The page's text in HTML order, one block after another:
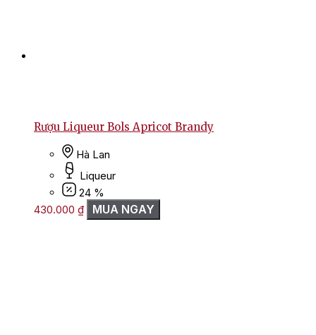
Rượu Liqueur Bols Apricot Brandy
Hà Lan
Liqueur
24 %
430.000 ₫ MUA NGAY